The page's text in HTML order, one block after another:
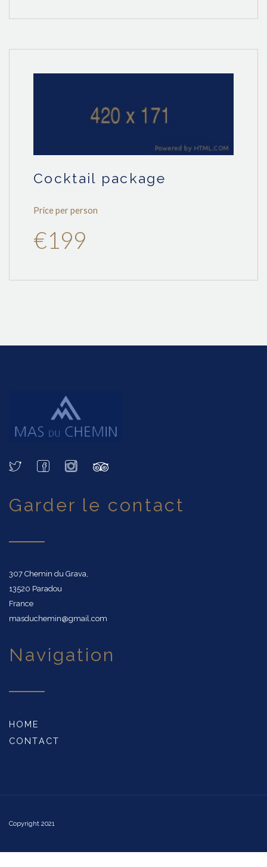
cocktail package
Price per person
€199
garder le contact
307 Chemin du Grava,
13520 Paradou
France
masduchemin@gmail.com
navigation
HOME
CONTACT
Copyright 2021